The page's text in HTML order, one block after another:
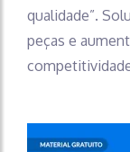
qualidade”.
peças e